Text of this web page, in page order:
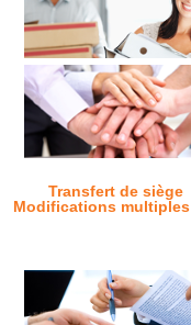
Transfert de siège
Modifications multiples